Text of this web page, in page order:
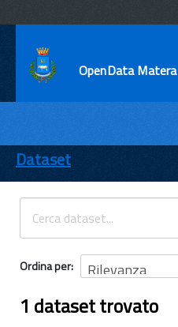
OpenData Matera
ENTI
TEMI
INFORMAZIONI
Dataset
Ordina per
1 dataset trovato